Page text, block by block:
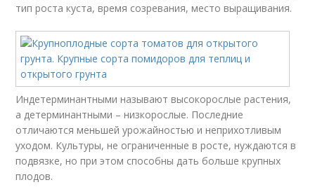
тип роста куста, время созревания, место выращивания.
Индетерминантными называют высокорослые растения,
а детерминантными – низкорослые. Последние
отличаются меньшей урожайностью и неприхотливым
уходом. Культуры, не ограниченные в росте, нуждаются в
подвязке, но при этом способны дать больше крупных
плодов.